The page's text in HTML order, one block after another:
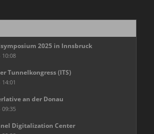
2025 in Innsbruck
10:08
Tunnelkongress (ITS)
an der Donau
09:35
Digitalization Center